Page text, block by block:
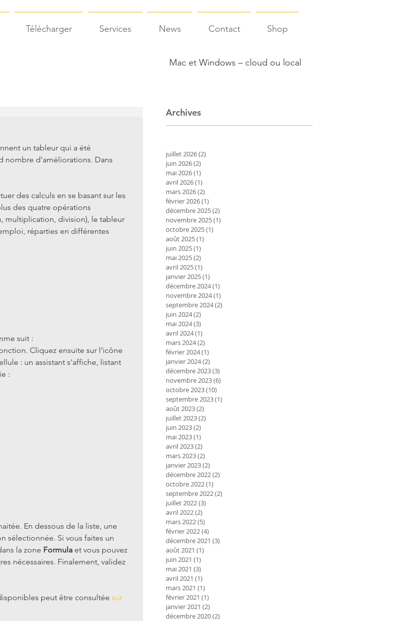
Télécharger Services News Contact Shop
Mac et Windows – cloud ou local
un tableur qui a été
nombre d'améliorations. Dans
des calculs en se basant sur les
des quatre opérations
multiplication, division), le tableur
réparties en différentes
suit :
Cliquez ensuite sur l'icône
: un assistant s'affiche, listant
:
En dessous de la liste, une
sélectionnée. Si vous faites un
la zone Formula et vous pouvez
nécessaires. Finalement, validez
peut être consultée sur
Archives
juillet 2026(2)
juin 2026(2)
mai 2026(1)
avril 2026(1)
mars 2026(2)
février 2026(1)
décembre 2025(2)
novembre 2025(1)
octobre 2025(1)
août 2025(1)
juin 2025(1)
mai 2025(2)
avril 2025(1)
janvier 2025(1)
décembre 2024(1)
novembre 2024(1)
septembre 2024(2)
juin 2024(2)
mai 2024(3)
avril 2024(1)
mars 2024(2)
février 2024(1)
janvier 2024(2)
décembre 2023(3)
novembre 2023(6)
octobre 2023(10)
septembre 2023(1)
août 2023(2)
juillet 2023(2)
juin 2023(2)
mai 2023(1)
avril 2023(2)
mars 2023(2)
janvier 2023(2)
décembre 2022(2)
octobre 2022(1)
septembre 2022(2)
juillet 2022(3)
avril 2022(2)
mars 2022(5)
février 2022(4)
décembre 2021 (3)
août 2021 (1)
juin 2021 (1)
mai 2021 (3)
avril 2021 (1)
mars 2021 (1)
février 2021 (1)
janvier 2021 (2)
décembre 2020(2)